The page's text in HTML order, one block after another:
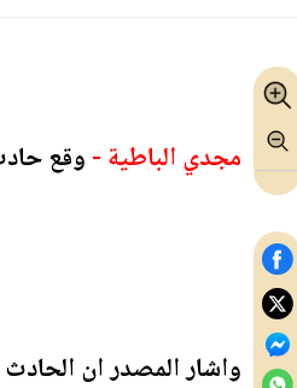
مجدي الباطية -وقع
واشار المصدر ان الحادث تسبب بوقوع 6 اصابات تم